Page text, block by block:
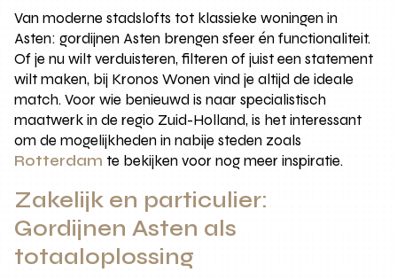
Van moderne stadslofts tot klassieke woningen in
Asten: gordijnen Asten brengen sfeer én functionaliteit.
Of je nu wilt verduisteren, filteren of juist een statement
wilt maken, bij Kronos Wonen vind je altijd de ideale
match. Voor wie benieuwd is naar specialistisch
maatwerk in de regio Zuid-Holland, is het interessant
om de mogelijkheden in nabije steden zoals
Rotterdam te bekijken voor nog meer inspiratie.
Zakelijk en particulier:
Gordijnen Asten als
totaaloplossing